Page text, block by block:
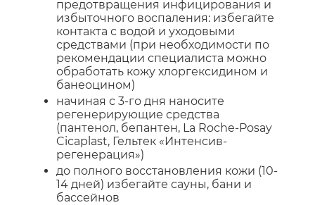
предотвращения инфицирования и
избыточного воспаления: избегайте
контакта с водой и уходовыми
средствами (при необходимости по
рекомендации специалиста можно
обработать кожу хлоргексидином и
банеоцином)
начиная с 3-го дня наносите
регенерирующие средства
(пантенол, бепантен, La Roche-Posay
Cicaplast, Гельтек «Интенсив-
регенерация»)
до полного восстановления кожи (10-
14 дней) избегайте сауны, бани и
бассейнов